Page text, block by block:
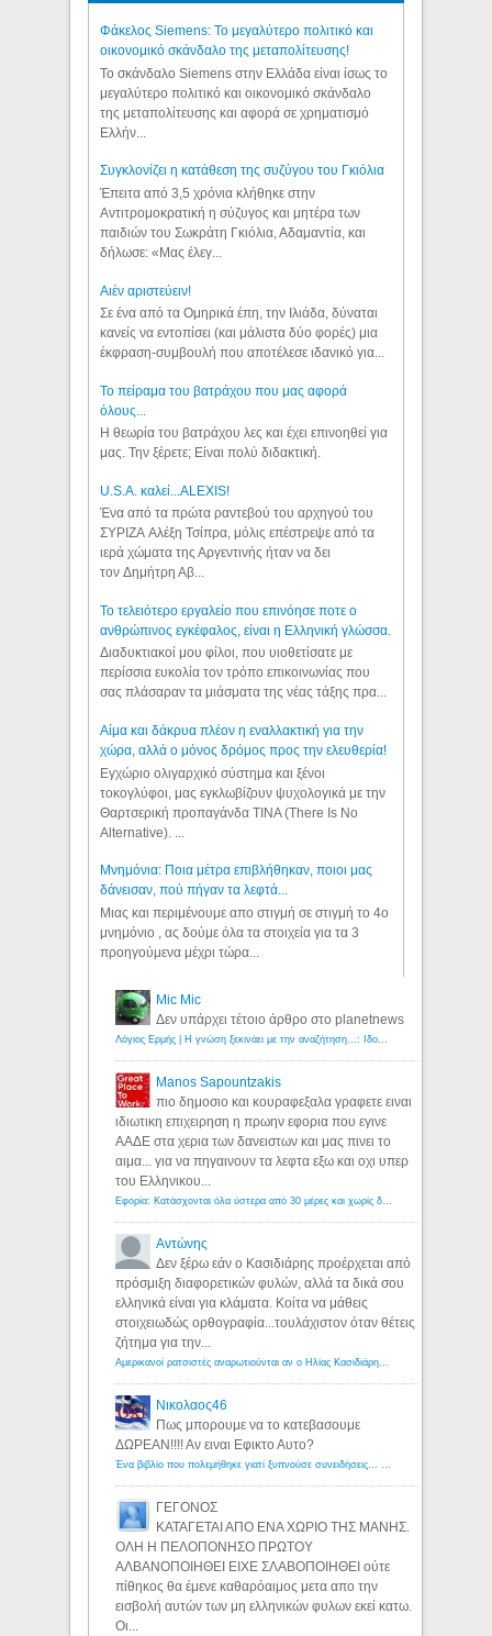
Φάκελος Siemens: Το μεγαλύτερο πολιτικό και
οικονομικό σκάνδαλο της μεταπολίτευσης!
Το σκάνδαλο Siemens στην Ελλάδα είναι ίσως το
μεγαλύτερο πολιτικό και οικονομικό σκάνδαλο
της μεταπολίτευσης και αφορά σε χρηματισμό
Ελλήν...
Συγκλονίζει η κατάθεση της συζύγου του Γκιόλια
Έπειτα από 3,5 χρόνια κλήθηκε στην
Αντιτρομοκρατική η σύζυγος και μητέρα των
παιδιών του Σωκράτη Γκιόλια, Αδαμαντία, και
δήλωσε: «Μας έλεγ...
Aιέν αριστεύειν!
Σε ένα από τα Ομηρικά έπη, την Ιλιάδα, δύναται
κανείς να εντοπίσει (και μάλιστα δύο φορές) μια
έκφραση-συμβουλή που αποτέλεσε ιδανικό για...
Το πείραμα του βατράχου που μας αφορά
όλους...
Η θεωρία του βατράχου λες και έχει επινοηθεί για
μας. Την ξέρετε; Είναι πολύ διδακτική.
U.S.A. καλεί...ALEXIS!
Ένα από τα πρώτα ραντεβού του αρχηγού του
ΣΥΡΙΖΑ Αλέξη Τσίπρα, μόλις επέστρεψε από τα
ιερά χώματα της Αργεντινής ήταν να δει
τον Δημήτρη Αβ...
Το τελειότερο εργαλείο που επινόησε ποτε ο
ανθρώπινος εγκέφαλος, είναι η Ελληνική γλώσσα.
Διαδυκτιακοί μου φίλοι, που υιοθετίσατε με
περίσσια ευκολία τον τρόπο επικοινωνίας που
σας πλάσαραν τα μιάσματα της νέας τάξης πρα...
Αίμα και δάκρυα πλέον η εναλλακτική για την
χώρα, αλλά ο μόνος δρόμος προς την ελευθερία!
Εγχώριο ολιγαρχικό σύστημα και ξένοι
τοκογλύφοι, μας εγκλωβίζουν ψυχολογικά με την
Θαρτσερική προπαγάνδα TINA (There Is No
Alternative). ...
Μνημόνια: Ποια μέτρα επιβλήθηκαν, ποιοι μας
δάνεισαν, πού πήγαν τα λεφτά...
Μιας και περιμένουμε απο στιγμή σε στιγμή το 4ο
μνημόνιο , ας δούμε όλα τα στοιχεία για τα 3
προηγούμενα μέχρι τώρα...
Mic Mic
Δεν υπάρχει τέτοιο άρθρο στο planetnews
Λόγιος Ερμής | Η γνώση ξεκινάει με την αναζήτηση...: Ιδού οι 18 που χρωστούν 11 δις ευρώ!
Manos Sapountzakis
πιο δημοσιο και κουραφεξαλα γραφετε ειναι
ιδιωτικη επιχειρηση η πρωην εφορια που εγινε
ΑΑΔΕ στα χερια των δανειστων και μας πινει το
αιμα... για να πηγαινουν τα λεφτα εξω και οχι υπερ
του Ελληνικου...
Εφορία: Κατάσχονται όλα ύστερα από 30 μέρες και χωρίς δικαστικές αποφάσεις - Λόγιος Ερμής
Αντώνης
Δεν ξέρω εάν ο Κασιδιάρης προέρχεται από
πρόσμιξη διαφορετικών φυλών, αλλά τα δικά σου
ελληνικά είναι για κλάματα. Κοίτα να μάθεις
στοιχειωδώς ορθογραφία...τουλάχιστον όταν θέτεις
ζήτημα για την...
Αμερικανοί ρατσιστές αναρωτιούνται αν ο Ηλίας Κασιδιάρης ανήκει στη λευκή φυλή... - Λόγιος Ερμής
Νικολαος46
Πως μπορουμε να το κατεβασουμε
ΔΩΡΕΑΝ!!!! Αν ειναι Εφικτο Αυτο?
Ένα βιβλίο που πολεμήθηκε γιατί ξυπνούσε συνειδήσεις... - Λόγιος Ερμής | Η γνώση ξεκινάει με την αναζήτηση...
ΓΕΓΟΝΟΣ
ΚΑΤΑΓΕΤΑΙ ΑΠΟ ΕΝΑ ΧΩΡΙΟ ΤΗΣ ΜΑΝΗΣ.
ΟΛΗ Η ΠΕΛΟΠΟΝΗΣΟ ΠΡΩΤΟΥ
ΑΛΒΑΝΟΠΟΙΗΘΕΙ ΕΙΧΕ ΣΛΑΒΟΠΟΙΗΘΕΙ ούτε
πίθηκος θα έμενε καθαρόαιμος μετα απο την
εισβολή αυτών των μη ελληνικών φυλων εκεί κατω.
Οι...